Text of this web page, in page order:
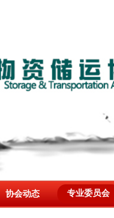
协会动态 专业委员会